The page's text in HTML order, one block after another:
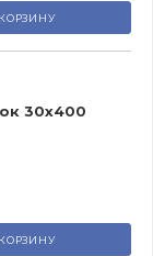
30х400